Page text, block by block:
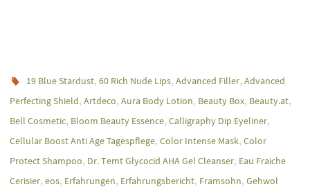
19 Blue Stardust,60 Rich Nude Lips,Advanced Filler,Advanced
Perfecting Shield, Artdeco, Aura Body Lotion, Beauty Box, Beauty.at,
Bell Cosmetic, Bloom Beauty Essence, Calligraphy Dip Eyeliner,
Cellular Boost Anti Age Tagespflege, Color Intense Mask, Color
Protect Shampoo, Dr. Temt Glycocid AHA Gel Cleanser, Eau Fraiche
Cerisier, eos, Erfahrungen, Erfahrungsbericht, Framsohn, Gehwol